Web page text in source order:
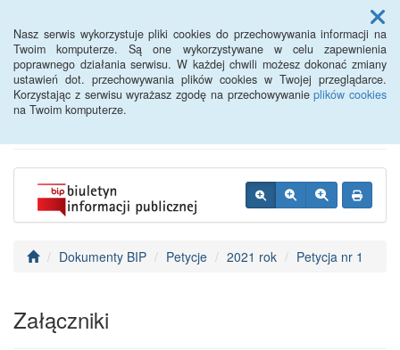
Nasz serwis wykorzystuje pliki cookies do przechowywania informacji na
Twoim komputerze. Są one wykorzystywane w celu zapewnienia
poprawnego działania serwisu. W każdej chwili możesz dokonać zmiany
ustawień dot. przechowywania plików cookies w Twojej przeglądarce.
Korzystając z serwisu wyrażasz zgodę na przechowywanieplików cookies
na Twoim komputerze.
Menu
BIP - Urząd Miejski
Wyśmierzyce
Dokumenty BIP Petycje 2021 rok Petycja nr 1
Załączniki